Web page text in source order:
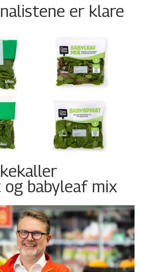
er klare
og babyleaf mix